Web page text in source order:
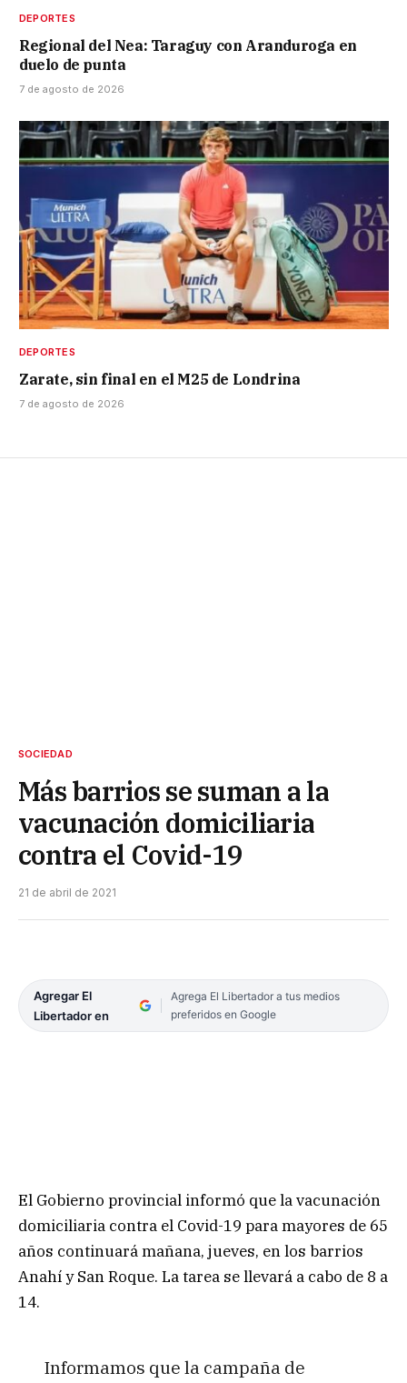
DEPORTES
Regional del Nea: Taraguy con Aranduroga en
duelo de punta
7 de agosto de 2026
DEPORTES
Zarate, sin final en el M25 de Londrina
7 de agosto de 2026
SOCIEDAD
Más barrios se suman a la
vacunación domiciliaria
contra el Covid-19
21 de abril de 2021
Agregar El
Libertador en
Agrega El Libertador a tus medios
preferidos en Google
El Gobierno provincial informó que la vacunación
domiciliaria contra el Covid-19 para mayores de 65
años continuará mañana, jueves, en los barrios
Anahí y San Roque. La tarea se llevará a cabo de 8 a
14.
Informamos que la campaña de